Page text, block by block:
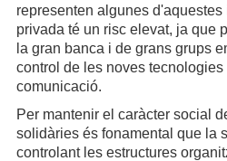
representen algunes
privada té un risc elevat, ja que
la gran banca i de grans grups
control de les noves
comunicació.
Per mantenir el caràcter social
solidàries és fonamental que la
controlant les estructures